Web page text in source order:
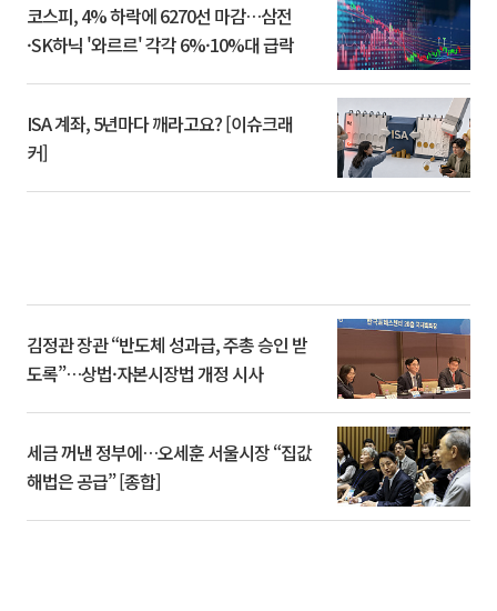
코스피, 4% 하락에 6270선 마감…삼전
·SK하닉 '와르르' 각각 6%·10%대 급락
ISA 계좌, 5년마다 깨라고요? [이슈크래
커]
김정관 장관 “반도체 성과급, 주총 승인 받
도록”…상법·자본시장법 개정 시사
세금 꺼낸 정부에…오세훈 서울시장 “집값
해법은 공급” [종합]